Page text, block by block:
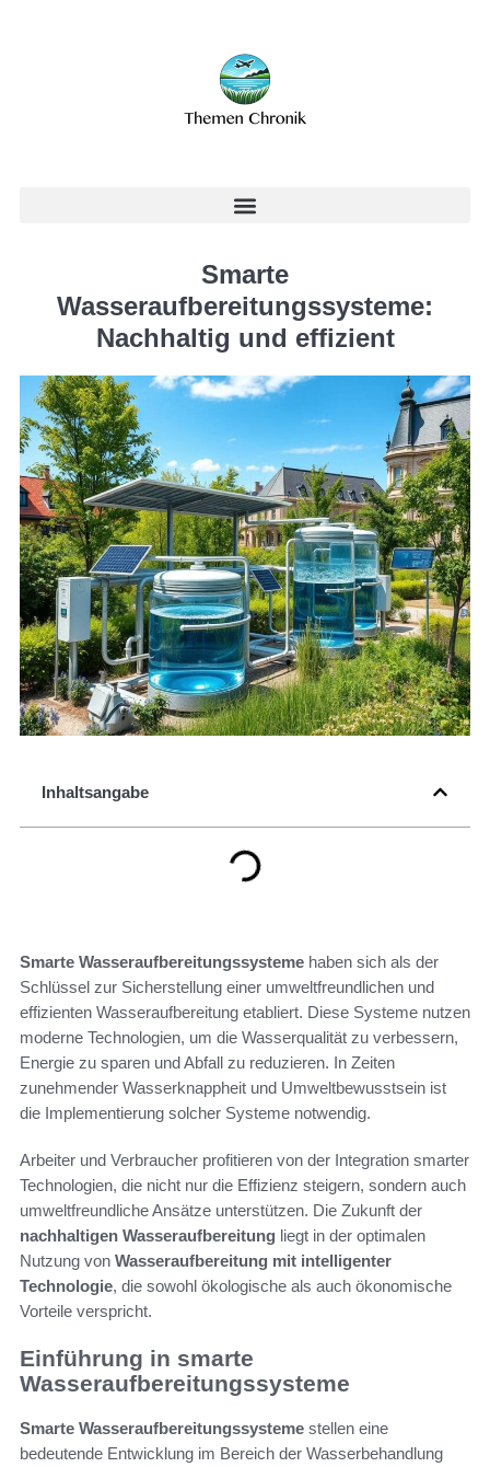
Smarte
Wasseraufbereitungssysteme:
Nachhaltig und effizient
Inhaltsangabe
Smarte Wasseraufbereitungssysteme haben sich als der
Schlüssel zur Sicherstellung einer umweltfreundlichen und
effizienten Wasseraufbereitung etabliert. Diese Systeme nutzen
moderne Technologien, um die Wasserqualität zu verbessern,
Energie zu sparen und Abfall zu reduzieren. In Zeiten
zunehmender Wasserknappheit und Umweltbewusstsein ist
die Implementierung solcher Systeme notwendig.
Arbeiter und Verbraucher profitieren von der Integration smarter
Technologien, die nicht nur die Effizienz steigern, sondern auch
umweltfreundliche Ansätze unterstützen. Die Zukunft der
nachhaltigen Wasseraufbereitung liegt in der optimalen
Nutzung von Wasseraufbereitung mit intelligenter
Technologie, die sowohl ökologische als auch ökonomische
Vorteile verspricht.
Einführung in smarte
Wasseraufbereitungssysteme
Smarte Wasseraufbereitungssysteme stellen eine
bedeutende Entwicklung im Bereich der Wasserbehandlung